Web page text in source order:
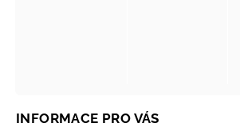
INFORMACE PRO VÁS